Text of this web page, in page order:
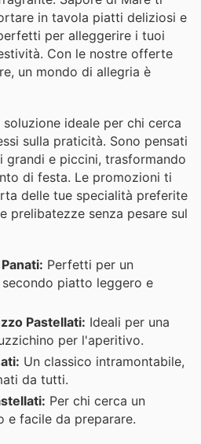
in tavola piatti deliziosi e
per alleggerire i tuoi
Con le nostre offerte
un mondo di allegria è
ideale per chi cerca
sulla praticità. Sono pensati
grandi e piccini, trasformando
di festa. Le promozioni ti
delle tue specialità preferite
prelibatezze senza pesare sul
Perfetti per un
piatto leggero e
Pastellati: Ideali per una
per l'aperitivo.
Un classico intramontabile,
da tutti.
Per chi cerca un
e facile da preparare.